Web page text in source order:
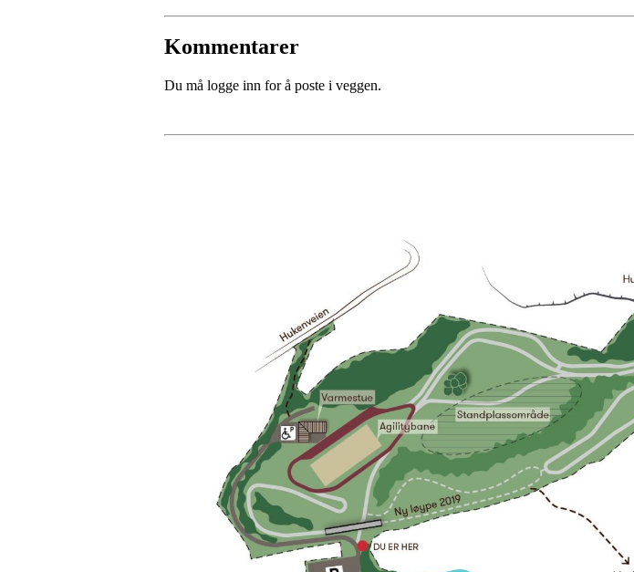
Kommentarer
Du må logge inn for å poste i veggen.